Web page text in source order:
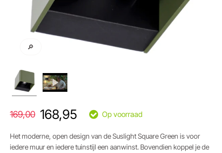
🔎
169,00 168,95 Op voorraad
Het moderne, open design van de Suslight Square Green is voor
iedere muur en iedere tuinstijl een aanwinst. Bovendien koppel je de